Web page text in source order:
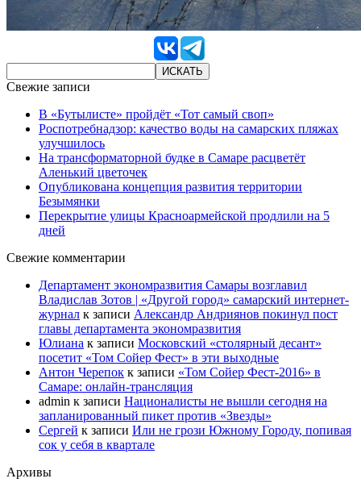
Свежие записи
В «Бутылисте» пройдёт «Тот самый своп»
Роспотребнадзор: качество воды на самарских пляжах
улучшилось
На трансформаторной будке в Самаре расцветёт
Аленький цветочек
Опубликована концепция развития территории
Безымянки
Перекрытие улицы Красноармейской продлили на 5
дней
Свежие комментарии
Департамент экономразвития Самары возглавил
Владислав Зотов | «Другой город» самарский интернет-
журнал к записи Александр Андриянов покинул пост
главы департамента экономразвития
Юлиана к записи Московский «столярный десант»
посетит «Том Сойер Фест» в эти выходные
Антон Черепок к записи «Том Сойер Фест-2016» в
Самаре: онлайн-трансляция
admin к записи Националисты не вышли сегодня на
запланированный пикет против «Звезды»
Сергей к записи Или не грози Южному Городу, попивая
сок у себя в квартале
Архивы